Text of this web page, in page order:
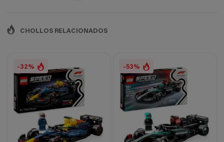
CHOLLOS RELACIONADOS
-32% -53%